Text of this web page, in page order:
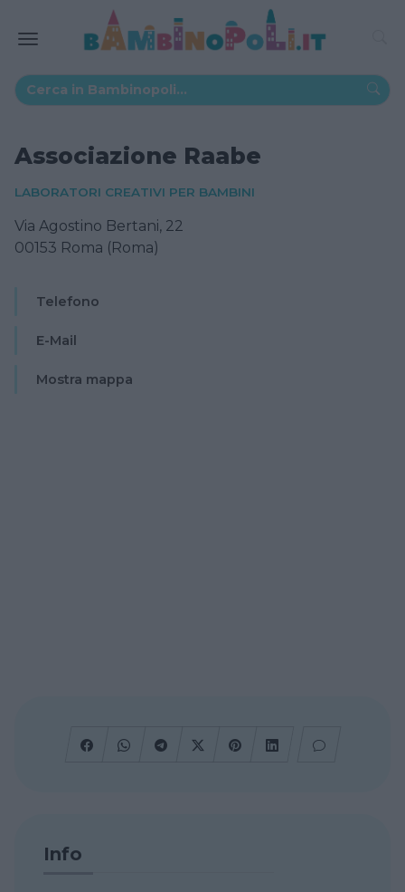
Associazione Raabe
LABORATORI CREATIVI PER BAMBINI
Via Agostino Bertani, 22
00153 Roma (Roma)
Telefono
E-Mail
Mostra mappa
Info